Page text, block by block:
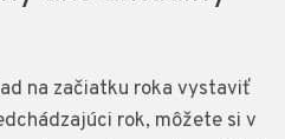
na začiatku roka vystaviť
rok, môžete si v